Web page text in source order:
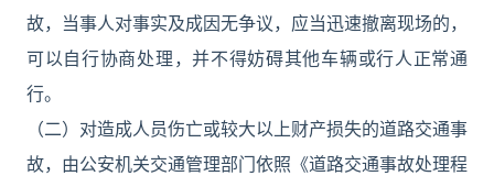
故，当事人对事实及成因无争议，应当迅速撤离现场的，
可以自行协商处理，并不得妨碍其他车辆或行人正常通
行。
（二）对造成人员伤亡或较大以上财产损失的道路交通事
故，由公安机关交通管理部门依照《道路交通事故处理程